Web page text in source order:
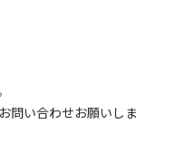
問い合わせお願いしま